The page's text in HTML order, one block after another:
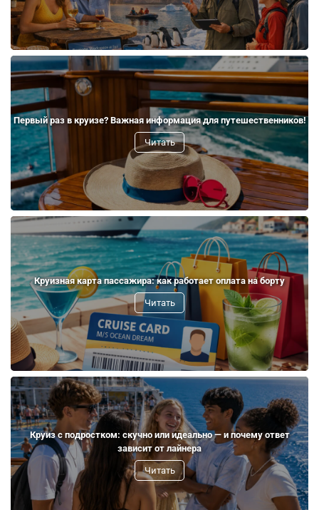
Первый раз в круизе? Важная информация для путешественников!
Читать
Круизная карта пассажира: как работает оплата на борту
Читать
Круиз с подростком: скучно или идеально — и почему ответ
зависит от лайнера
Читать